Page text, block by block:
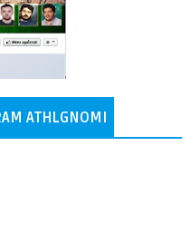
ATHLGNOMI